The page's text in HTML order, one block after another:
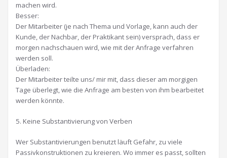
machen wird.
Besser:
Der Mitarbeiter (je nach Thema und Vorlage, kann auch der
Kunde, der Nachbar, der Praktikant sein) versprach, dass er
morgen nachschauen wird, wie mit der Anfrage verfahren
werden soll.
Überladen:
Der Mitarbeiter teilte uns/ mir mit, dass dieser am morgigen
Tage überlegt, wie die Anfrage am besten von ihm bearbeitet
werden könnte.
5. Keine Substantivierung von Verben
Wer Substantivierungen benutzt läuft Gefahr, zu viele
Passivkonstruktionen zu kreieren. Wo immer es passt, sollten